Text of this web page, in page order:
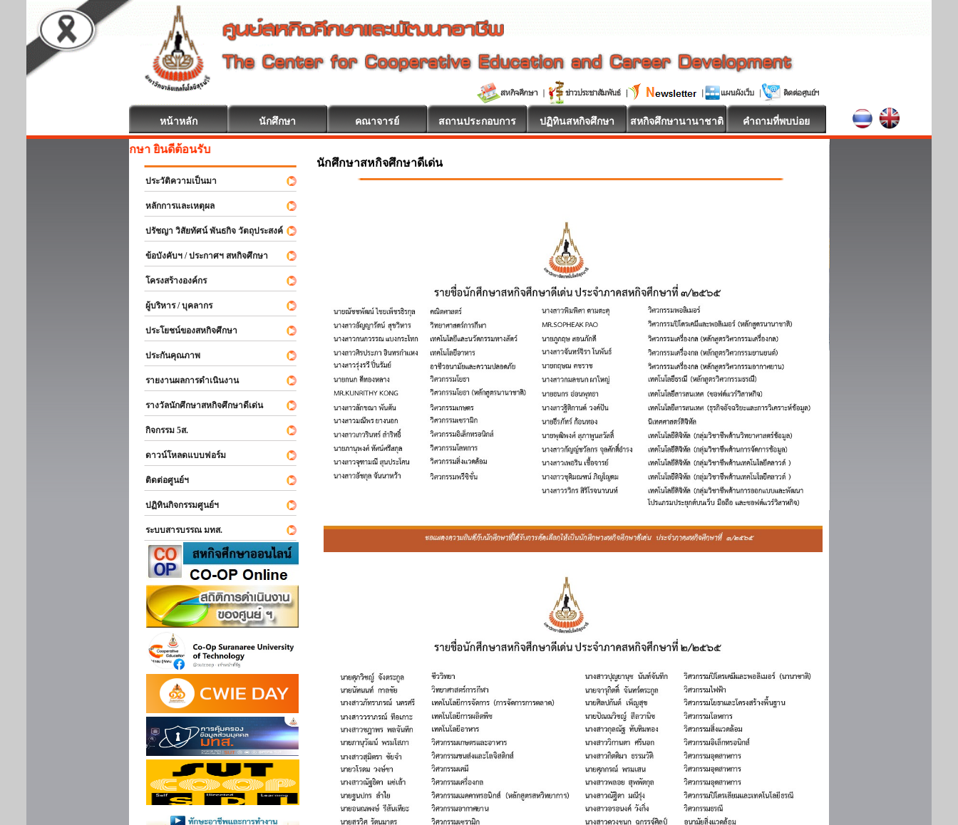
หน้าหลัก นักศึกษา คณาจารย์ สถานประกอบการ ปฏิทินสหกิจศึกษา สหกิจศึกษานานาชาติ คำถามที่พบบ่อย
สหกิจศึกษา ยินดีต้อนรับ
ประวัติความเป็นมา
หลักการและเหตุผล
ปรัชญา วิสัยทัศน์ พันธกิจ วัตถุประสงค์
ข้อบังคับฯ / ประกาศฯ สหกิจศึกษา
โครงสร้างองค์กร
ผู้บริหาร / บุคลากร
ประโยชน์ของสหกิจศึกษา
ประกันคุณภาพ
รายงานผลการดำเนินงาน
รางวัลนักศึกษาสหกิจศึกษาดีเด่น
กิจกรรม 5ส.
ดาวน์โหลดแบบฟอร์ม
ติดต่อศูนย์ฯ
ปฏิทินกิจกรรมศูนย์ฯ
ระบบสารบรรณ มทส.
นักศึกษาสหกิจศึกษาดีเด่น